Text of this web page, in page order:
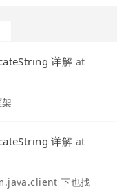
详解 at
详解 at
下也找